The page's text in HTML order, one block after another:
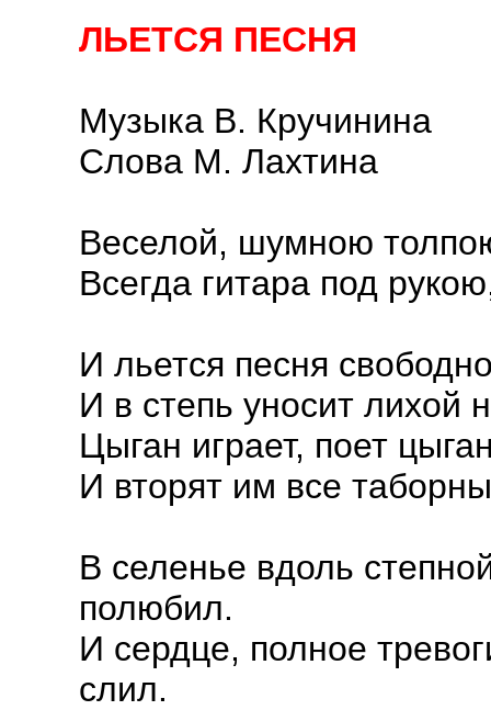
ЛЬЕТСЯ ПЕСНЯ
Музыка В. Кручинина
Слова М. Лахтина
Веселой, шумною
Всегда гитара под
И льется песня
И в степь уносит лихой
Цыган играет, поет
И вторят им все
В селенье вдоль
полюбил.
И сердце, полное
слил.